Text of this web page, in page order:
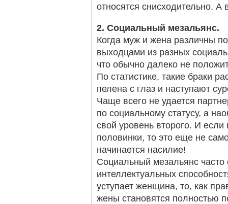
относятся снисходительно. А
2. Социальный мезальянс.
Когда муж и жена различны
выходцами из разных
что обычно далеко не
По статистике, такие браки
пелена с глаз и наступают
Чаще всего не удается
по социальному статусу, а
свой уровень второго. И если
половинки, то это еще не
начинается насилие!
Социальный мезальянс
интеллектуальных
уступает женщина, то, как
жены становятся полностью